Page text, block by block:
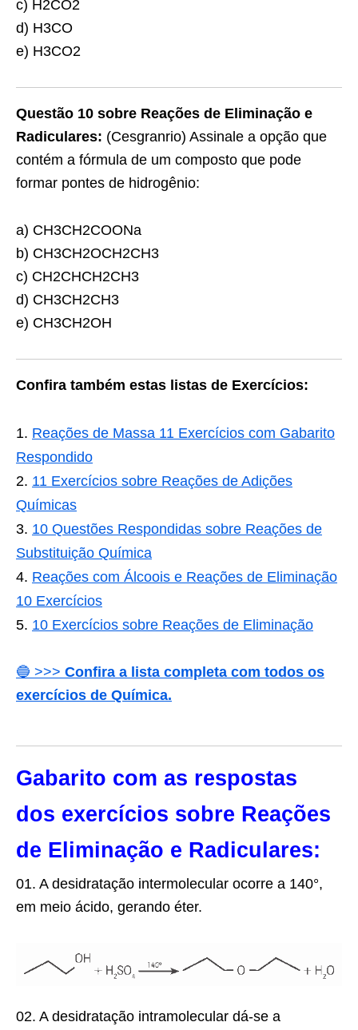
c) H2CO2
d) H3CO
e) H3CO2
Questão 10 sobre Reações de Eliminação e
Radiculares: (Cesgranrio) Assinale a opção que
contém a fórmula de um composto que pode
formar pontes de hidrogênio:
a) CH3CH2COONa
b) CH3CH2OCH2CH3
c) CH2CHCH2CH3
d) CH3CH2CH3
e) CH3CH2OH
Confira também estas listas de Exercícios:
Reações de Massa 11 Exercícios com Gabarito
Respondido
11 Exercícios sobre Reações de Adições
Químicas
10 Questões Respondidas sobre Reações de
Substituição Química
Reações com Álcoois e Reações de Eliminação
10 Exercícios
10 Exercícios sobre Reações de Eliminação
🔵 >>> Confira a lista completa com todos os
exercícios de Química.
Gabarito com as respostas
dos exercícios sobre Reações
de Eliminação e Radiculares:
01. A desidratação intermolecular ocorre a 140°,
em meio ácido, gerando éter.
02. A desidratação intramolecular dá-se a